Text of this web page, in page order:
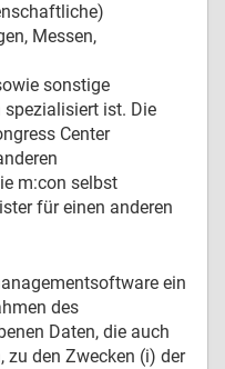
Messen,
sonstige
ist. Die
Center
m:con selbst
für einen anderen
ein
des
Daten, die auch
zu den Zwecken (i) der